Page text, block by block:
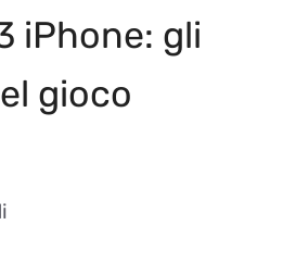
iPhone: gli
gioco